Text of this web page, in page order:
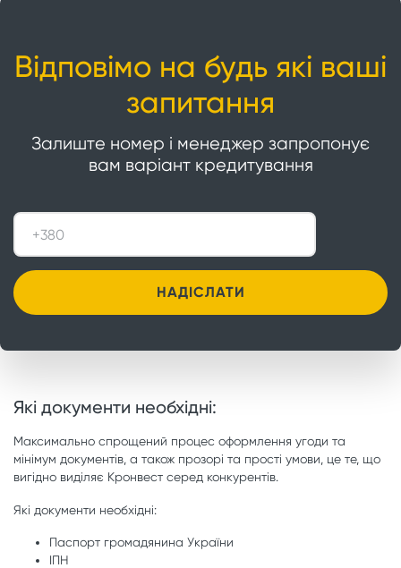
Відповімо на будь які ваші
запитання
Залиште номер і менеджер запропонує
вам варіант кредитування
Які документи необхідні:
Максимально спрощений процес оформлення угоди та
мінімум документів, а також прозорі та прості умови, це те, що
вигідно виділяє Кронвест серед конкурентів.
Які документи необхідні:
Паспорт громадянина України
ІПН